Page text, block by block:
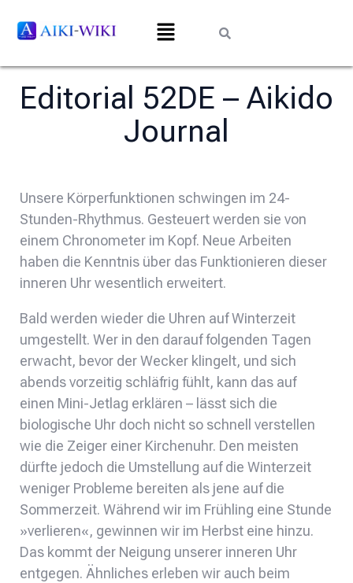
Editorial 52DE – Aikido
Journal
Unsere Körperfunktionen schwingen im 24-
Stunden-Rhythmus. Gesteuert werden sie von
einem Chronometer im Kopf. Neue Arbeiten
haben die Kenntnis über das Funktionieren dieser
inneren Uhr wesentlich erweitert.
Bald werden wieder die Uhren auf Winterzeit
umgestellt. Wer in den darauf folgenden Tagen
erwacht, bevor der Wecker klingelt, und sich
abends vorzeitig schläfrig fühlt, kann das auf
einen Mini-Jetlag erklären – lässt sich die
biologische Uhr doch nicht so schnell verstellen
wie die Zeiger einer Kirchenuhr. Den meisten
dürfte jedoch die Umstellung auf die Winterzeit
weniger Probleme bereiten als jene auf die
Sommerzeit. Während wir im Frühling eine Stunde
»verlieren«, gewinnen wir im Herbst eine hinzu.
Das kommt der Neigung unserer inneren Uhr
entgegen. Ähnliches erleben wir auch beim